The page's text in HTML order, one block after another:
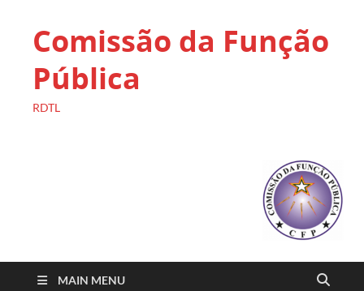
Comissão da Função
Pública
RDTL
MAIN MENU